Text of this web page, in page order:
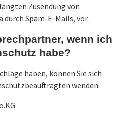
Zusendung von
Spam-E-Mails, vor.
wenn ich
habe?
haben, können Sie sich
wenden.